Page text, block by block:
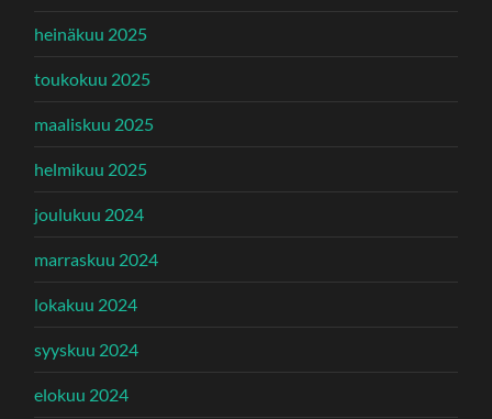
heinäkuu 2025
toukokuu 2025
maaliskuu 2025
helmikuu 2025
joulukuu 2024
marraskuu 2024
lokakuu 2024
syyskuu 2024
elokuu 2024